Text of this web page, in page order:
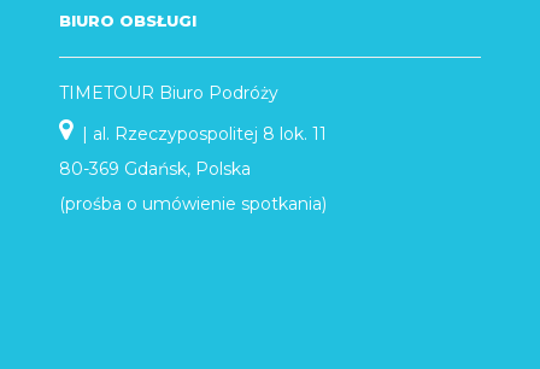
BIURO OBSŁUGI
TIMETOUR Biuro Podróży
| al. Rzeczypospolitej 8 lok. 11
80-369 Gdańsk, Polska
(prośba o umówienie spotkania)